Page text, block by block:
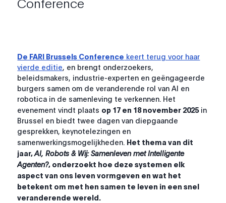
De FARI Brussels Conference keert terug voor haar
vierde editie, en brengt onderzoekers,
beleidsmakers, industrie-experten en geëngageerde
burgers samen om de veranderende rol van AI en
robotica in de samenleving te verkennen. Het
evenement vindt plaats op 17 en 18 november 2025in
Brussel en biedt twee dagen van diepgaande
gesprekken, keynotelezingen en
samenwerkingsmogelijkheden. Het thema van dit
jaar,AI, Robots & Wij: Samenleven met Intelligente
Agenten?, onderzoekt hoe deze systemen elk
aspect van ons leven vormgeven en wat het
betekent om met hen samen te leven in een snel
veranderende wereld.